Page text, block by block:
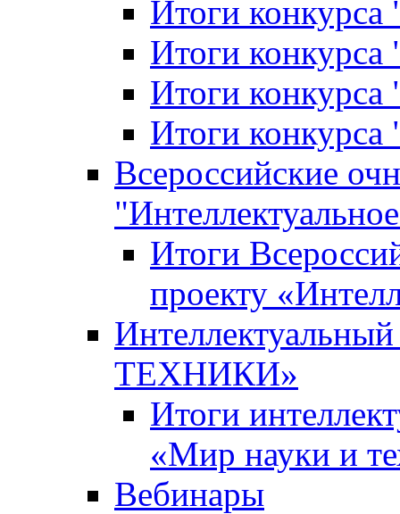
Итоги
Итоги конкурса
Итоги
Итоги
Всероссийские
Итоги
проекту
ТЕХНИКИ»
Итоги
«Мир науки и
Вебинары